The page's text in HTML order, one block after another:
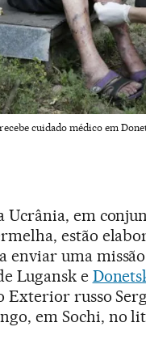
cuidado médico em
Ucrânia, em
estão
enviar uma
Lugansk e
Exterior russo
em Sochi, no